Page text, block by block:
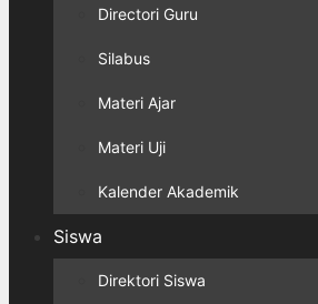
Directori Guru
Silabus
Materi Ajar
Materi Uji
Kalender Akademik
Siswa
Direktori Siswa